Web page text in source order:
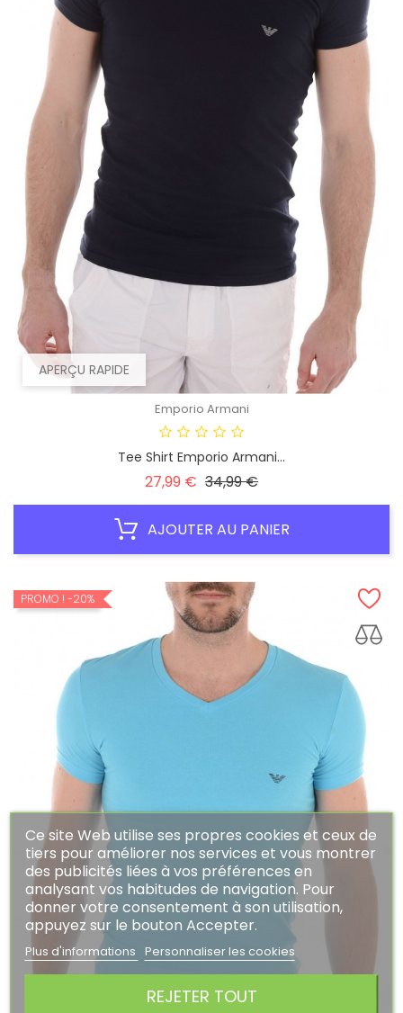
Ce site Web utilise ses propres cookies et ceux de
tiers pour améliorer nos services et vous montrer
des publicités liées à vos préférences en
analysant vos habitudes de navigation. Pour
donner votre consentement à son utilisation,
appuyez sur le bouton Accepter.
Plus d'informations Personnaliser les cookies
REJETER TOUT
APERÇU RAPIDE
Emporio Armani
Tee Shirt Emporio Armani...
27,99 € Prix
34,99 €Prix
AJOUTER AU PANIER
PROMO ! -20%